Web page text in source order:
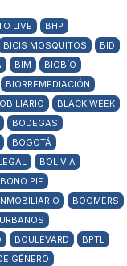
LIVE
BHP
BICIS MOSQUITOS
BID
BIM
BIOBÍO
BIORREMEDIACIÓN
BLACK WEEK
BODEGAS
BOGOTÁ
BOLIVIA
BONO PIE
BOOMERS
BOULEVARD
BPTL
GÉNERO